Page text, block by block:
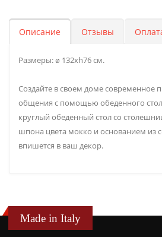
Описание Отзывы
Размеры: ø 132хh76 см.
Создайте в своем доме современное
общения с помощью обеденного
круглый обеденный стол со
шпона цвета мокко и основанием из
впишется в ваш декор.
Made in Italy